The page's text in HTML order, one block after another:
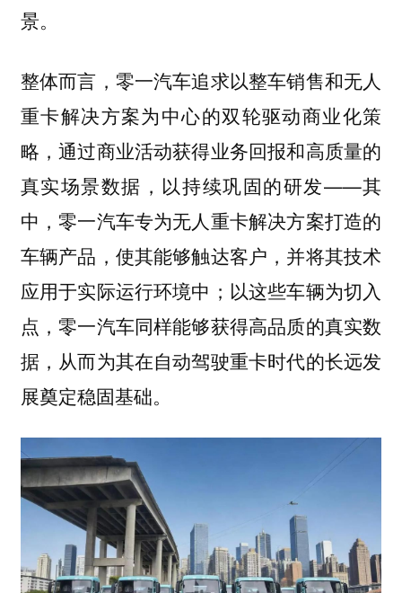
景。
整体而言，零一汽车追求以整车销售和无人
重卡解决方案为中心的双轮驱动商业化策
略，通过商业活动获得业务回报和高质量的
真实场景数据，以持续巩固的研发——其
中，零一汽车专为无人重卡解决方案打造的
车辆产品，使其能够触达客户，并将其技术
应用于实际运行环境中；以这些车辆为切入
点，零一汽车同样能够获得高品质的真实数
据，从而为其在自动驾驶重卡时代的长远发
展奠定稳固基础。